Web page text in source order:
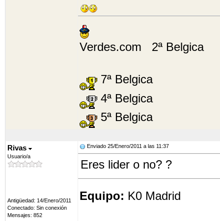
Verdes.com 2ª Belgica
7ª Belgica
4ª Belgica
5ª Belgica
Rivas
Usuario/a
Antigüedad: 14/Enero/2011
Conectado: Sin conexión
Mensajes: 852
Enviado 25/Enero/2011 a las 11:37
Eres lider o no? ?
Equipo: K0 Madrid